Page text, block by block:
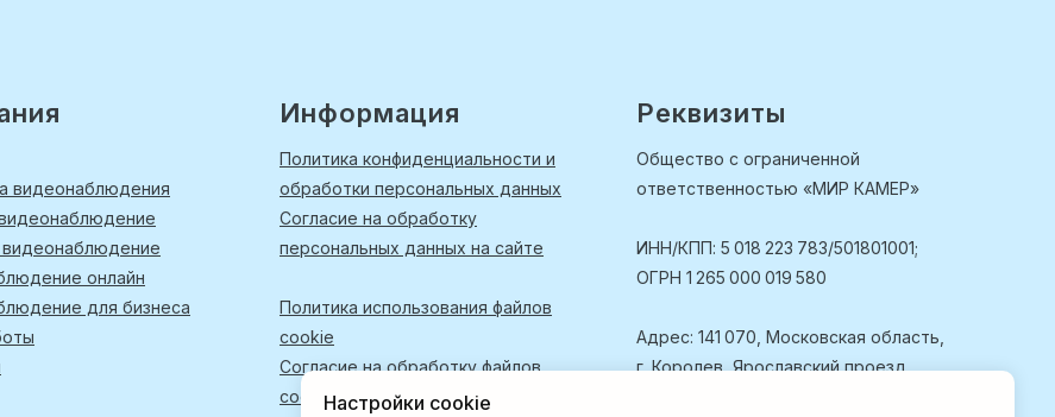
видеонаблюдения
видеонаблюдение
онлайн
для бизнеса
Информация
Политика конфиденциальности и
обработки персональных данных
Согласие на обработку
персональных данных на сайте
Политика использования файлов
cookie
Согласие на обработку файлов
cookies
Реквизиты
Общество с ограниченной
ответственностью «МИР КАМЕР»
ИНН/КПП: 5 018 223 783/501801001;
ОГРН 1 265 000 019 580
Адрес: 141 070, Московская область,
г. Королев, Ярославский проезд,
Настройки cookie